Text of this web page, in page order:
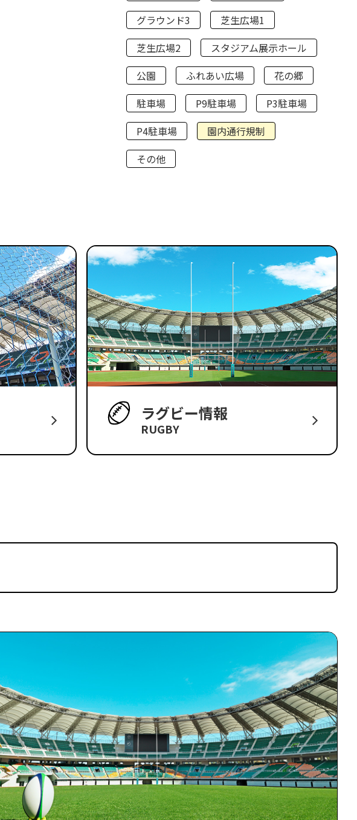
グラウンド3
芝生広場1
芝生広場2
スタジアム展示ホール
公園
ふれあい広場
花の郷
駐車場
P9駐車場
P3駐車場
P4駐車場
園内通行規制
その他
ラグビー情報
RUGBY